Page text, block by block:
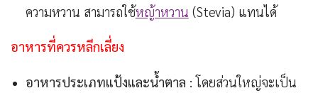
ความหวาน สามารถใช้หญ้าหวาน (Stevia) แทนได้
อาหารที่ควรหลีกเลี่ยง
อาหารประเภทแป้งและน้ำตาล : โดยส่วนใหญ่จะเป็น